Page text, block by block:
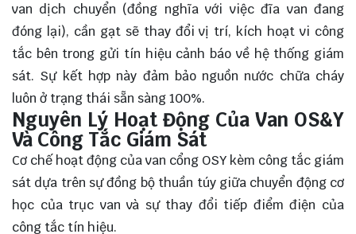
van dịch chuyển (đồng nghĩa với việc đĩa van đang
đóng lại), cần gạt sẽ thay đổi vị trí, kích hoạt vi công
tắc bên trong gửi tín hiệu cảnh báo về hệ thống giám
sát. Sự kết hợp này đảm bảo nguồn nước chữa cháy
luôn ở trạng thái sẵn sàng 100%.
Nguyên Lý Hoạt Động Của Van OS&Y
Và Công Tắc Giám Sát
Cơ chế hoạt động của van cổng OSY kèm công tắc giám
sát dựa trên sự đồng bộ thuần túy giữa chuyển động cơ
học của trục van và sự thay đổi tiếp điểm điện của
công tắc tín hiệu.